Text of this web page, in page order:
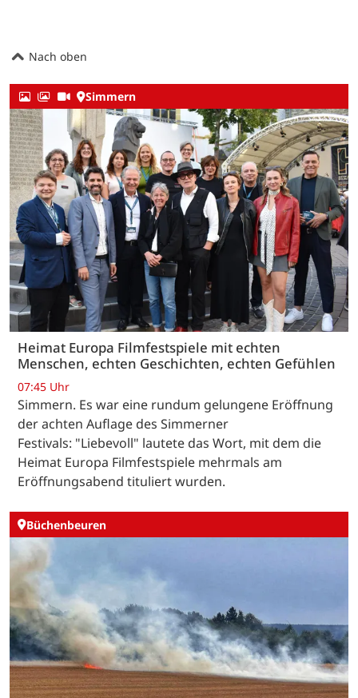
Nach oben
Simmern
Heimat Europa Filmfestspiele mit echten
Menschen, echten Geschichten, echten Gefühlen
07:45 Uhr
Simmern. Es war eine rundum gelungene Eröffnung
der achten Auflage des Simmerner
Festivals: "Liebevoll" lautete das Wort, mit dem die
Heimat Europa Filmfestspiele mehrmals am
Eröffnungsabend tituliert wurden.
Büchenbeuren